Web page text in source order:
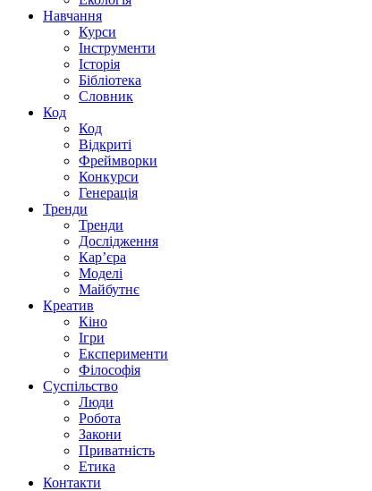
Навчання
Курси
Інструменти
Історія
Бібліотека
Словник
Код
Код
Відкриті
Фреймворки
Конкурси
Генерація
Тренди
Тренди
Дослідження
Кар’єра
Моделі
Майбутнє
Креатив
Кіно
Ігри
Експерименти
Філософія
Суспільство
Люди
Робота
Закони
Приватність
Етика
Контакти